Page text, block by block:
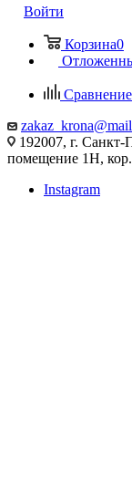
Войти
Корзина0
192007, г. Санкт-
помещение 1Н, кор.
Instagram